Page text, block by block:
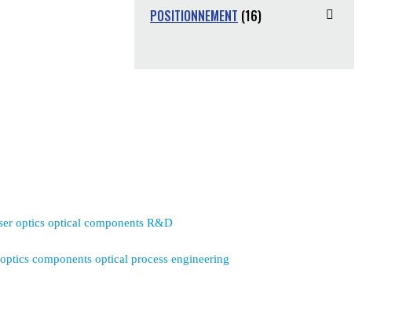
POSITIONNEMENT (16)